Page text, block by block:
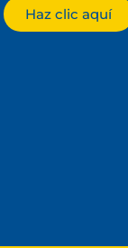
Haz clic aquí